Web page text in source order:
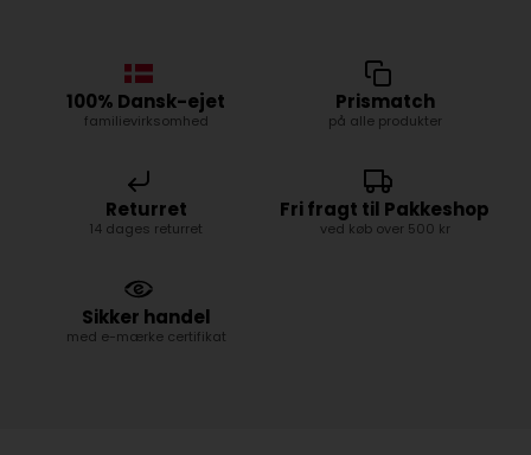
100% Dansk-ejet
familievirksomhed
Prismatch
på alle produkter
Returret
14 dages returret
Fri fragt til Pakkeshop
ved køb over 500 kr
Sikker handel
med e-mærke certifikat